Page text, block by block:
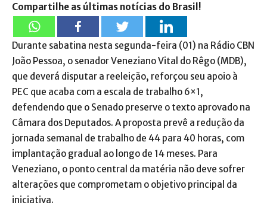
Compartilhe as últimas notícias do Brasil!
Durante sabatina nesta segunda-feira (01) na Rádio CBN
João Pessoa, o senador Veneziano Vital do Rêgo (MDB),
que deverá disputar a reeleição, reforçou seu apoio à
PEC que acaba com a escala de trabalho 6×1,
defendendo que o Senado preserve o texto aprovado na
Câmara dos Deputados. A proposta prevê a redução da
jornada semanal de trabalho de 44 para 40 horas, com
implantação gradual ao longo de 14 meses. Para
Veneziano, o ponto central da matéria não deve sofrer
alterações que comprometam o objetivo principal da
iniciativa.